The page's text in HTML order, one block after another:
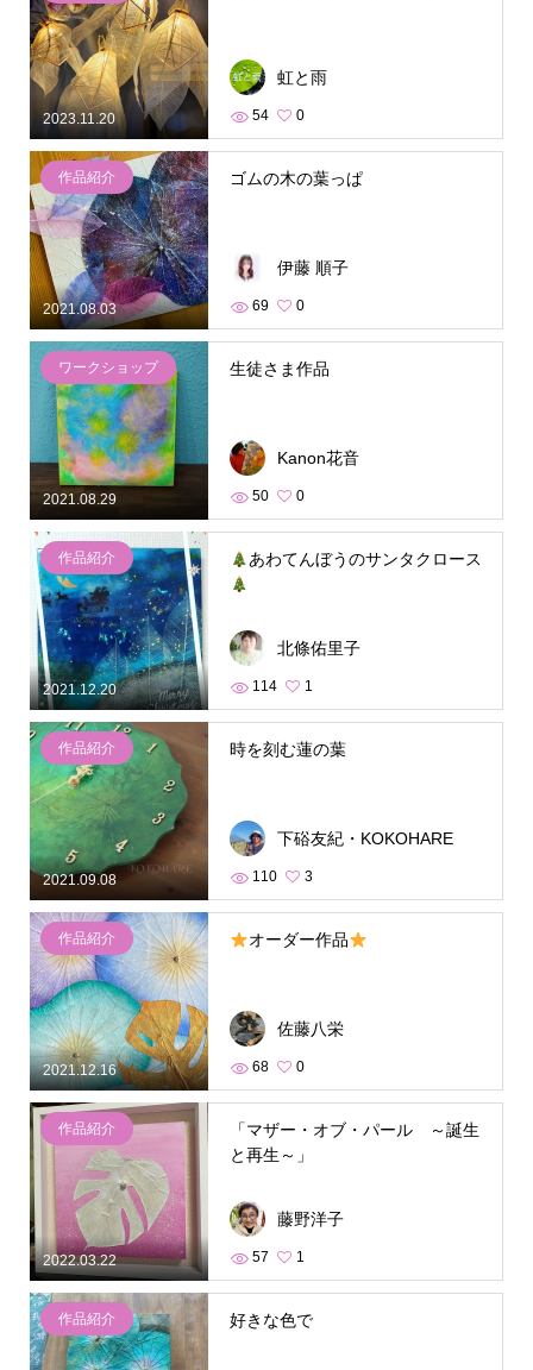
2023.11.20
虹と雨
54 0
作品紹介
2021.08.03
ゴムの木の葉っぱ
伊藤 順子
69 0
ワークショップ
2021.08.29
生徒さま作品
Kanon花音
50 0
作品紹介
2021.12.20
あわてんぼうのサンタクロース
北條佑里子
114 1
作品紹介
2021.09.08
時を刻む蓮の葉
下硲友紀・KOKOHARE
110 3
作品紹介
2021.12.16
オーダー作品
佐藤八栄
68 0
作品紹介
2022.03.22
「マザー・オブ・パール ～誕生
と再生～」
藤野洋子
57 1
作品紹介 好きな色で